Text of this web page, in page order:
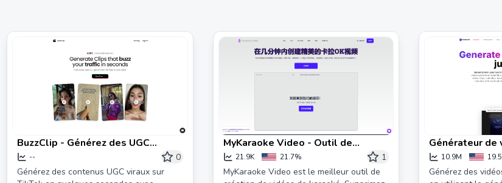
BuzzClip - Générez des UGC
Tiktoks viraux en moins de 60
secondes.
--
0
Générez des contenus UGC viraux sur
MyKaraoke Video - Outil de
création de vidéos de karaoké en
ligne
21.9K 21.7%
1
MyKaraoke Video est le meilleur outil de
Générateur de
invideo AI
10.9M
Générez des